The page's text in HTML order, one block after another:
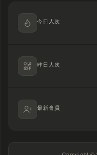
今日人次
昨日人次
最新會員